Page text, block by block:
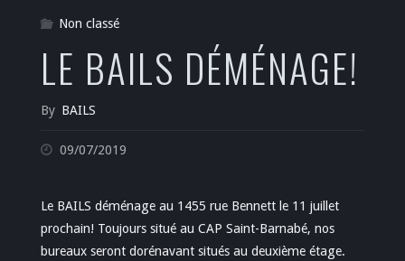
Non classé
LE BAILS DÉMÉNAGE!
By BAILS
09/07/2019
Le BAILS déménage au 1455 rue Bennett le 11 juillet
prochain! Toujours situé au CAP Saint-Barnabé, nos
bureaux seront dorénavant situés au deuxième étage.